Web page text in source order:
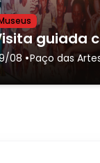
08 •Paço das